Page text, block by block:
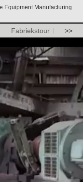
Equipment Manufacturing
Fabriekstour >>